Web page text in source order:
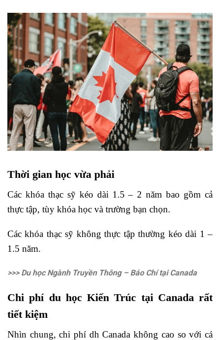
Thời gian học vừa phải
Các khóa thạc sỹ kéo dài 1.5 – 2 năm bao gồm cả
thực tập, tùy khóa học và trường bạn chọn.
Các khóa thạc sỹ không thực tập thường kéo dài 1 –
1.5 năm.
>>> Du học Ngành Truyền Thông – Báo Chí tại Canada
Chi phí du học Kiến Trúc tại Canada rất
tiết kiệm
Nhìn chung, chi phí dh Canada không cao so với cá